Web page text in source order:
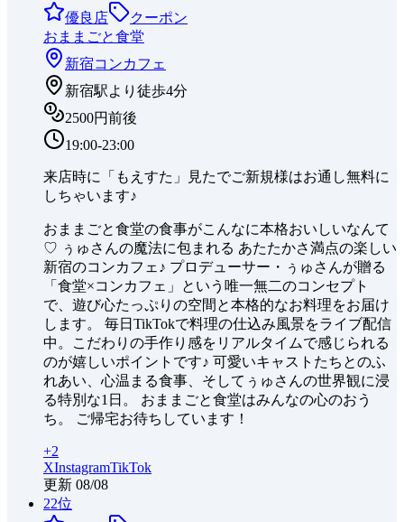
優良店
クーポン
おままごと食堂
新宿コンカフェ
新宿駅より徒歩4分
2500円前後
19:00-23:00
来店時に「もえすた」見たでご新規様はお通し無料に
しちゃいます♪
おままごと食堂の食事がこんなに本格おいしいなんて
♡ ぅゅさんの魔法に包まれる あたたかさ満点の楽しい
新宿のコンカフェ♪ プロデューサー・ぅゅさんが贈る
「食堂×コンカフェ」という唯一無二のコンセプト
で、遊び心たっぷりの空間と本格的なお料理をお届け
します。 毎日TikTokで料理の仕込み風景をライブ配信
中。こだわりの手作り感をリアルタイムで感じられる
のが嬉しいポイントです♪ 可愛いキャストたちとのふ
れあい、心温まる食事、そしてぅゅさんの世界観に浸
る特別な1日。 おままごと食堂はみんなの心のおう
ち。 ご帰宅お待ちしています！
+2
XInstagramTikTok
更新 08/08
22位